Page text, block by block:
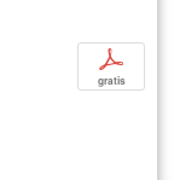
p
gratis